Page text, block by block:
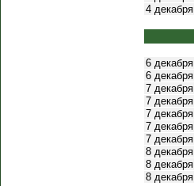
4 декабря
6 декабря
6 декабря
7 декабря
7 декабря
7 декабря
7 декабря
7 декабря
8 декабря
8 декабря
8 декабря